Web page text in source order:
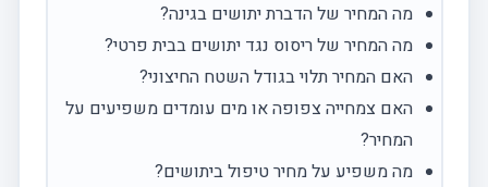
מה המחיר של הדברת יתושים בגינה?
מה המחיר של ריסוס נגד יתושים בבית פרטי?
האם המחיר תלוי בגודל השטח החיצוני?
האם צמחייה צפופה או מים עומדים משפיעים על
המחיר?
מה משפיע על מחיר טיפול ביתושים?